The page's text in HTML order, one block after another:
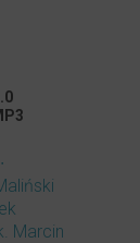
Marcin